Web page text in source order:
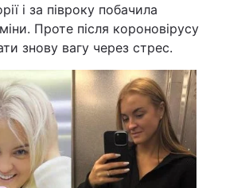
Наука
Лайт
Інциденти
Туризм
Погода
і за півроку побачила
Проте після короновірусу
знову вагу через стрес.